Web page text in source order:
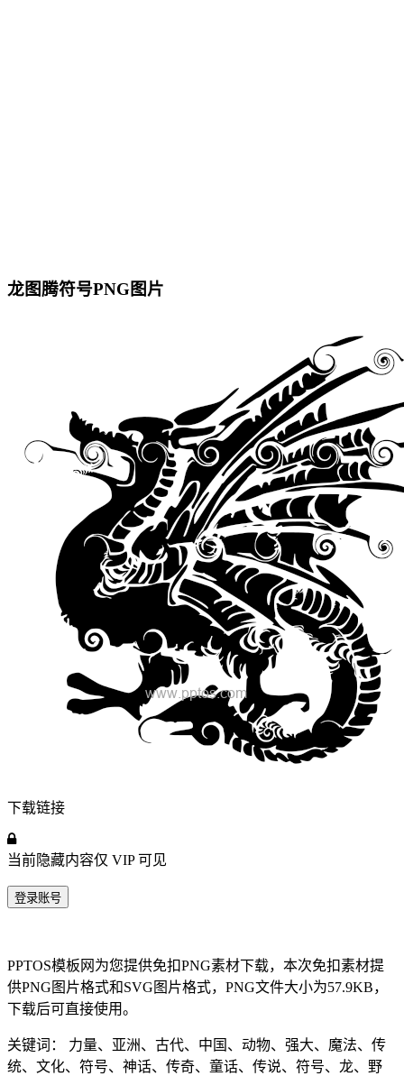
龙图腾符号PNG图片
下载链接
当前隐藏内容仅 VIP可见
登录账号
PPTOS模板网为您提供免扣PNG素材下载，本次免扣素材提
供PNG图片格式和SVG图片格式，PNG文件大小为57.9KB，
下载后可直接使用。
关键词： 力量、亚洲、古代、中国、动物、强大、魔法、传
统、文化、符号、神话、传奇、童话、传说、符号、龙、野